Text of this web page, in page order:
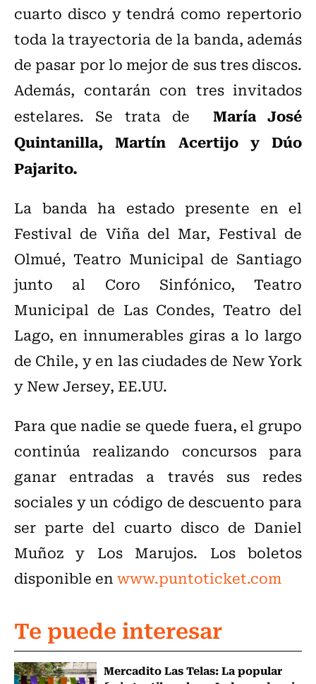
cuarto disco y tendrá como repertorio
toda la trayectoria de la banda, además
de pasar por lo mejor de sus tres discos.
Además, contarán con tres invitados
estelares. Se trata de
María José
Quintanilla, Martín Acertijo y Dúo
Pajarito.
La banda ha estado presente en el
Festival de Viña del Mar, Festival de
Olmué, Teatro Municipal de Santiago
junto al Coro Sinfónico, Teatro
Municipal de Las Condes, Teatro del
Lago, en innumerables giras a lo largo
de Chile, y en las ciudades de New York
y New Jersey, EE.UU.
Para que nadie se quede fuera, el grupo
continúa realizando concursos para
ganar entradas a través sus redes
sociales y un código de descuento para
ser parte del cuarto disco de Daniel
Muñoz y Los Marujos. Los boletos
disponible enwww.puntoticket.com
Te puede interesar
Mercadito Las Telas: La popular